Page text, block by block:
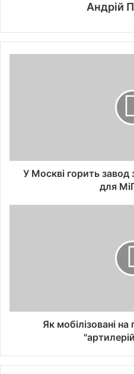
Андрій
У Москві горить завод
для
Як мобілізовані